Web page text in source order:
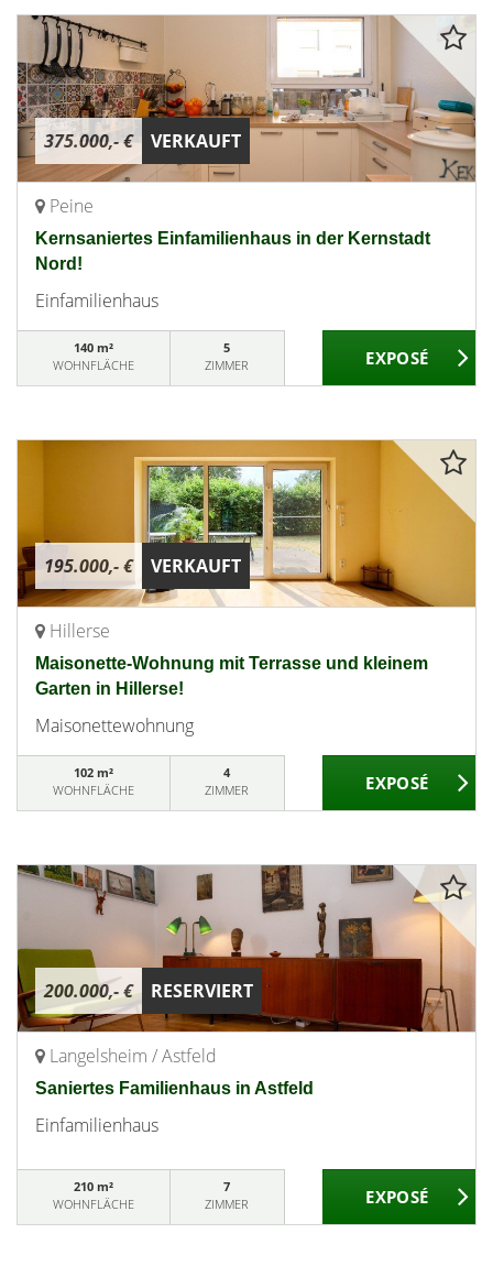
375.000,- € VERKAUFT
Peine
Kernsaniertes Einfamilienhaus in der Kernstadt
Nord!
Einfamilienhaus
140 m²
WOHNFLÄCHE
5
ZIMMER
195.000,- € VERKAUFT
Hillerse
Maisonette-Wohnung mit Terrasse und kleinem
Garten in Hillerse!
Maisonettewohnung
102 m²
WOHNFLÄCHE
4
ZIMMER
200.000,- € RESERVIERT
Langelsheim / Astfeld
Saniertes Familienhaus in Astfeld
Einfamilienhaus
210 m²
WOHNFLÄCHE
7
ZIMMER